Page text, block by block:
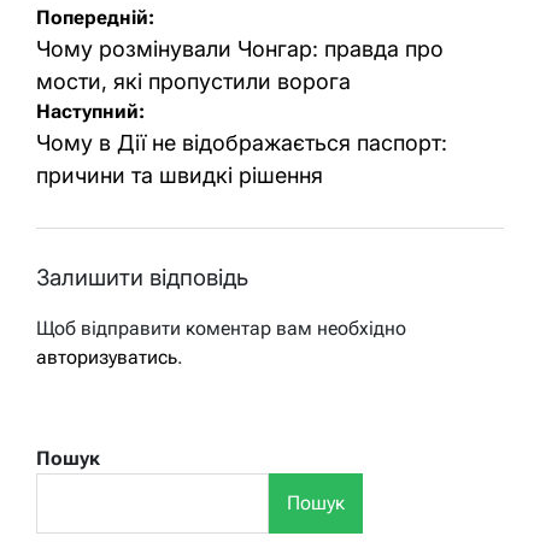
Навігація
записів
Попередній:
Чому розмінували Чонгар: правда про
мости, які пропустили ворога
Наступний:
Чому в Дії не відображається паспорт:
причини та швидкі рішення
Залишити відповідь
Щоб відправити коментар вам необхідно
авторизуватись.
Пошук
Пошук